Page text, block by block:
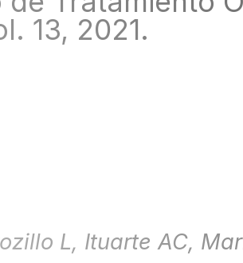
13, 2021.
L, Ituarte AC,